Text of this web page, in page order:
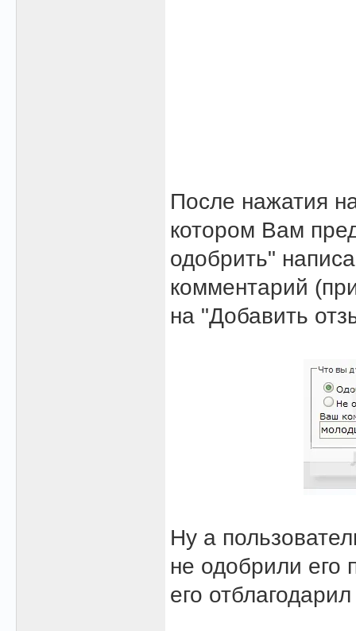
После нажатия
котором Вам
одобрить"
комментарий
на "Добавить
Ну а
не одобрили его
его